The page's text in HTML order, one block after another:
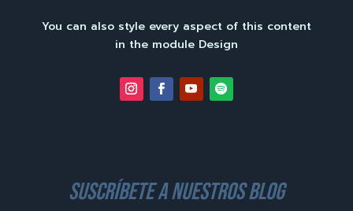
You can also style every aspect of this content
in the module Design
suscríbete a nuestros blog